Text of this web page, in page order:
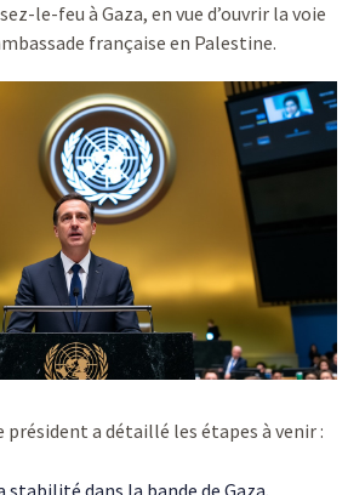
le-feu à Gaza, en vue d’ouvrir la voie
française en Palestine.
a détaillé les étapes à venir :